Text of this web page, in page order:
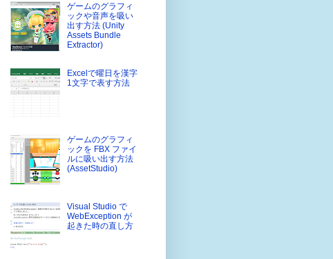
ゲームのグラフィ
ックや音声を吸い
出す方法 (Unity
Assets Bundle
Extractor)
Excelで曜日を漢字
1文字で表す方法
ゲームのグラフィ
ックを FBX ファイ
ルに吸い出す方法
(AssetStudio)
Visual Studio で
WebException が
起きた時の直し方